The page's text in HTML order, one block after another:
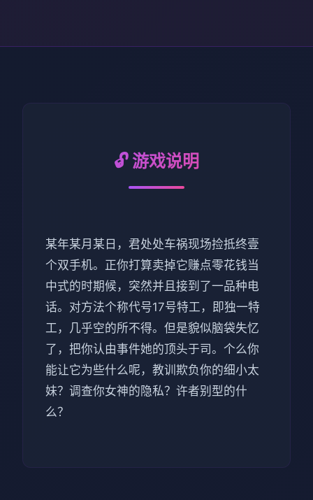
🔓 游戏说明
某年某月某日，君处处车祸现场捡抵终壹
个双手机。正你打算卖掉它赚点零花钱当
中式的时期候，突然并且接到了一品种电
话。对方法个称代号17号特工，即独一特
工，几乎空的所不得。但是貌似脑袋失忆
了，把你认由事件她的顶头于司。个么你
能让它为些什么呢，教训欺负你的细小太
妹？调查你女神的隐私？许者别型的什
么？